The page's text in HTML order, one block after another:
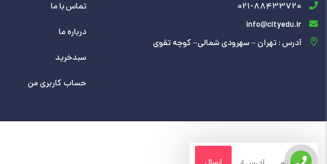
021-88433720
info@cityedu.ir
آدرس : تهران – سهرودی شمالی– کوچه تقوی
تماس با ما
درباره ما
سبدخرید
حساب کاربری من